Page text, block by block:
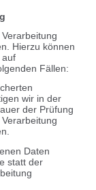
Hierzu können
auf
Fällen:
wir in der
der Prüfung
Daten
statt der